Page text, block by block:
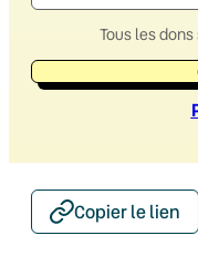
Tous les
Copier le lien